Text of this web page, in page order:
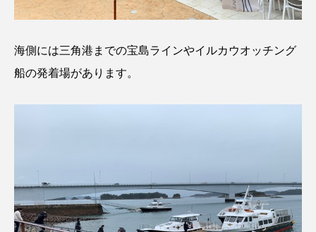
海側には三角港までの宝島ラインやイルカウオッチング
船の発着場があります。